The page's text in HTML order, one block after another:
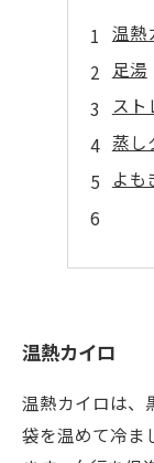
温熱
足湯
スト
蒸し
よも
温熱カイロ
温熱カイロは、
袋を温めて冷ま